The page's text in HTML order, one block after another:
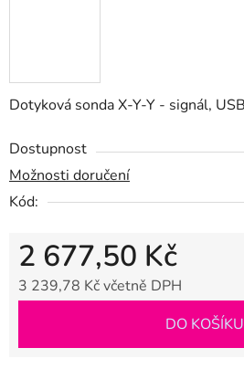
Dotyková sonda X-Y-Y - signál, USB
Dostupnost
Možnosti doručení
Kód:
2 677,50 Kč
3 239,78 Kč včetně DPH
DO KOŠÍKU